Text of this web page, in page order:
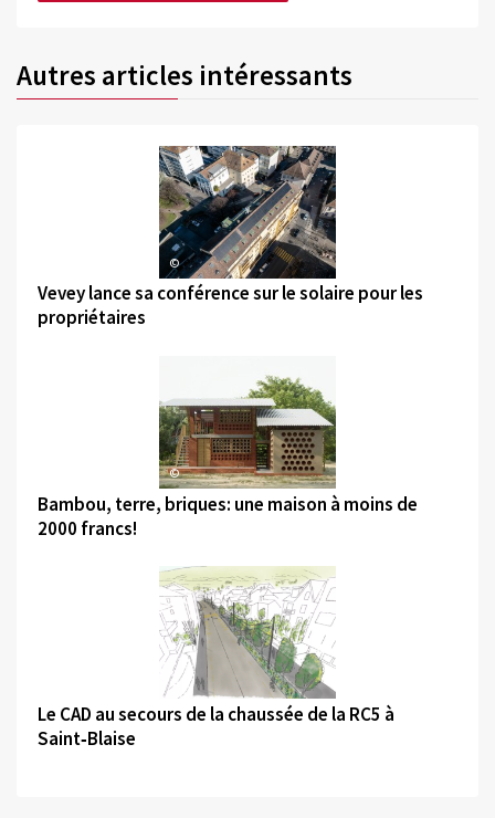
Autres articles intéressants
©
Vevey lance sa conférence sur le solaire pour les
propriétaires
©
Bambou, terre, briques: une maison à moins de
2000 francs!
©
Le CAD au secours de la chaussée de la RC5 à
Saint‑Blaise